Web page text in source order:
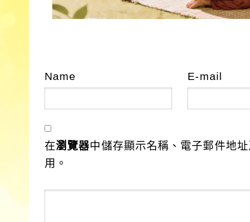
Name E-mail
在瀏覽器中儲存顯示名稱、電子郵件地
用。